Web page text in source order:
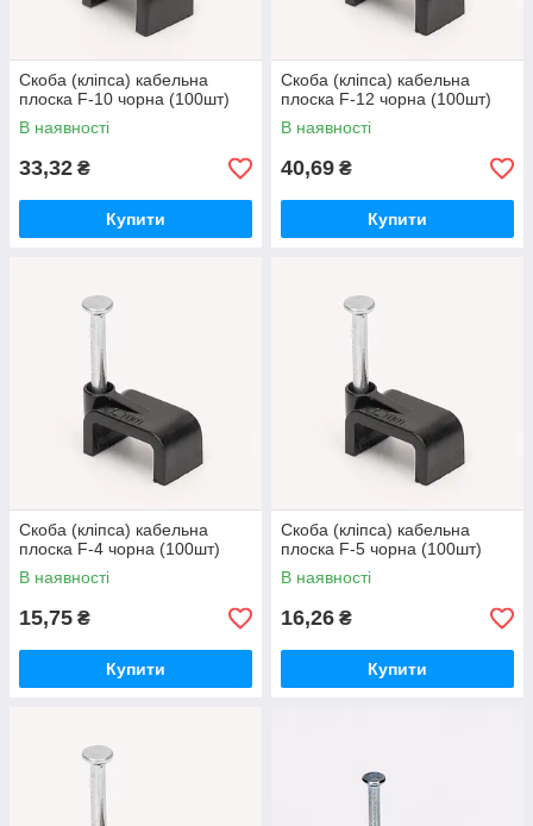
Скоба (кліпса) кабельна
плоска F-10 чорна (100шт)
В наявності
33,32 ₴
Купити
Скоба (кліпса) кабельна
плоска F-12 чорна (100шт)
В наявності
40,69 ₴
Купити
Скоба (кліпса) кабельна
плоска F-4 чорна (100шт)
В наявності
15,75 ₴
Купити
Скоба (кліпса) кабельна
плоска F-5 чорна (100шт)
В наявності
16,26 ₴
Купити